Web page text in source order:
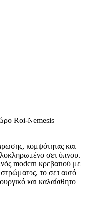
Roi-Nemesis
κομψότητας και
σετ ύπνου.
modern κρεβατιού με
το σετ αυτό
και καλαίσθητο